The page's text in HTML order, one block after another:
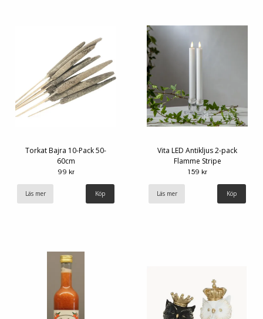
Torkat Bajra 10-Pack 50-
60cm
99 kr
Läs mer
Vita LED Antikljus 2-pack
Flamme Stripe
159 kr
Läs mer